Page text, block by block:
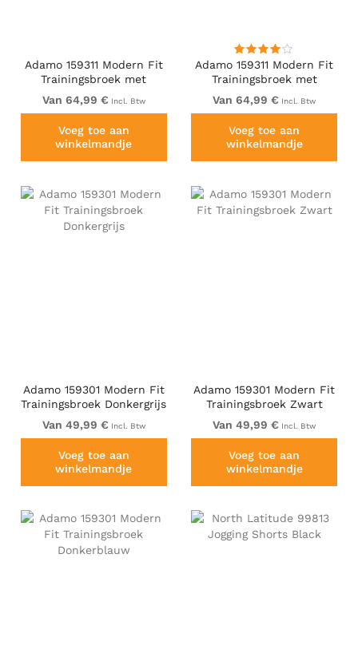
Adamo 159311 Modern Fit
Trainingsbroek met
zakken Zwart
Van 64,99 € Incl. Btw
Voeg toe aan
winkelmandje
Adamo 159311 Modern Fit
Trainingsbroek met
zakken Donkerblauw
Van 64,99 € Incl. Btw
Voeg toe aan
winkelmandje
Adamo 159301 Modern Fit
Trainingsbroek Donkergrijs
Van 49,99 € Incl. Btw
Voeg toe aan
winkelmandje
Adamo 159301 Modern Fit
Trainingsbroek Zwart
Van 49,99 € Incl. Btw
Voeg toe aan
winkelmandje